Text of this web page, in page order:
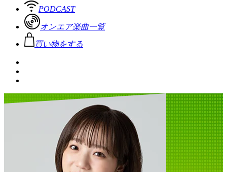
PODCAST
オンエア楽曲一覧
買い物をする